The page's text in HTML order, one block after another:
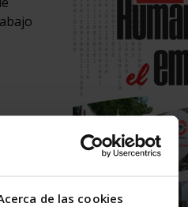
de las cookies
a
de